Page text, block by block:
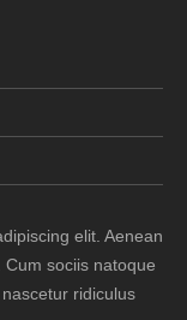
adipiscing
massa. Cum
ultricies nec.elit. Aenean
sociis natoque
ridiculus